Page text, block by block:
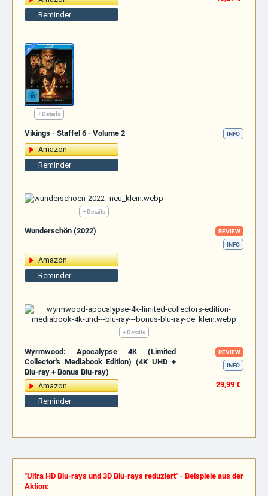
Reminder
+ Details
Vikings - Staffel 6 - Volume 2 INFO
Amazon
Reminder
+ Details
Wunderschön (2022)
REVIEW
INFO
Amazon
Reminder
+ Details
Wyrmwood: Apocalypse 4K (Limited
Collector's Mediabook Edition) (4K UHD +
Blu-ray + Bonus Blu-ray)
REVIEW
INFO
Amazon
29,99 €
Reminder
"Ultra HD Blu-rays und 3D Blu-rays reduziert" - Beispiele aus der
Aktion: